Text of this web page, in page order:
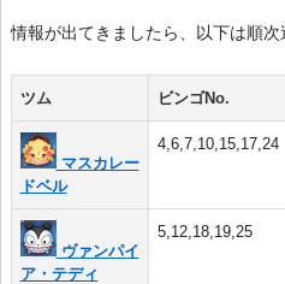
情報が出てきましたら、以下は順次
ツム ビンゴNo.
マスカレー
ドベル
4,6,7,10,15,17,24
ヴァンパイ
ア・テディ
5,12,18,19,25